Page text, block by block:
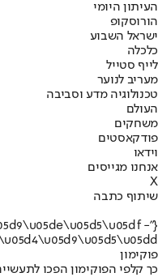
העיתון היומי
הורוסקופ
ישראל השבוע
כלכלה
לייף סטייל
מעריב לנוער
טכנולוגיה מדע וסביבה
העולם
משחקים
פודקאסטים
וידאו
אנחנו מגייסים
X
שיתוף כתבה
-
פוקימון
כך קלפי הפוקימון הפכו